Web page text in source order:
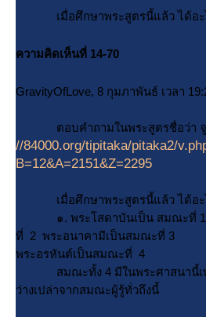
เมื่อศึกษาพระสูตรนี้แล้ว ได้อะ
ความคิดเห็นที่ 14-70
GravityOfLove, 8 กุมภาพันธ์ เวลา
ตอบคำถามในพระสูตรชื่อว่า จู
//84000.org/tipitaka/pitaka2/
B=12&A=2151&Z=2295
เมื่อศึกษาพระสูตรนี้แล้ว ได้อะ
๑. พระโสดาบันเป็น สมณะที่ 1
ที่ 2 พระอนาคามีเป็นสมณะที่ 3
พระอรหันต์เป็นสมณะที่ 4
สมณะทั้ง 4 มีในพระศาสนานี้เท่
ว่างเปล่าจากสมณะผู้รู้ทั่วถึงนี้